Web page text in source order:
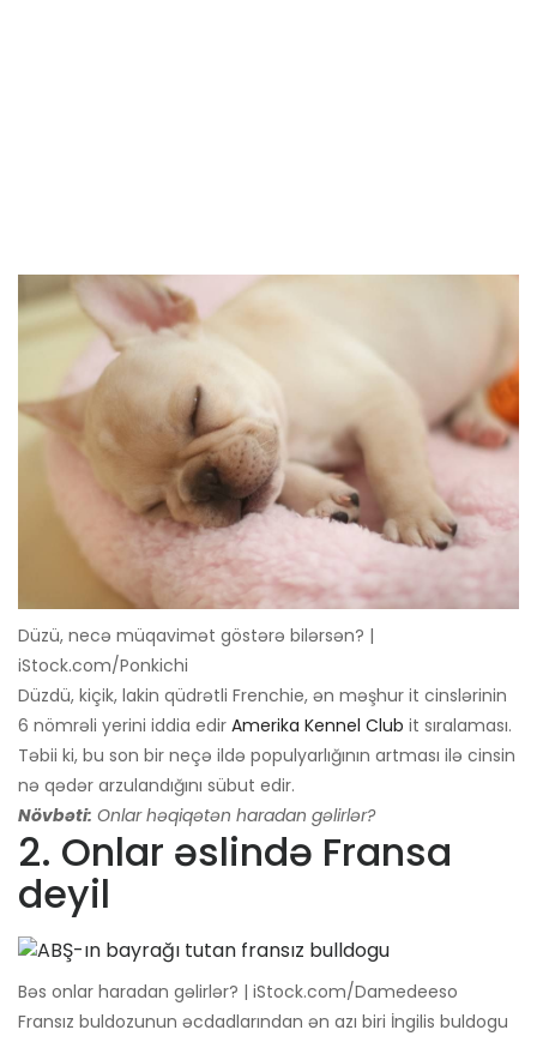
Düzü, necə müqavimət göstərə bilərsən? |
iStock.com/Ponkichi
Düzdü, kiçik, lakin qüdrətli Frenchie, ən məşhur it cinslərinin
6 nömrəli yerini iddia edir Amerika Kennel Club it sıralaması.
Təbii ki, bu son bir neçə ildə populyarlığının artması ilə cinsin
nə qədər arzulandığını sübut edir.
Növbəti: Onlar həqiqətən haradan gəlirlər?
2. Onlar əslində Fransa
deyil
Bəs onlar haradan gəlirlər? | iStock.com/Damedeeso
Fransız buldozunun əcdadlarından ən azı biri İngilis buldogu